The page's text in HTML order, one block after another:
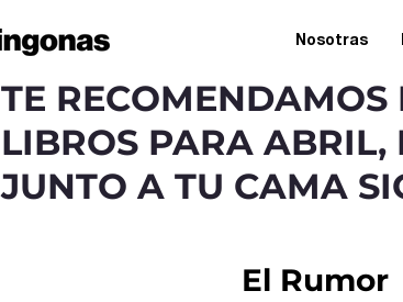
Nosotras
TE
LIBROS PARA ABRIL,
JUNTO A TU CAMA
El Rumor